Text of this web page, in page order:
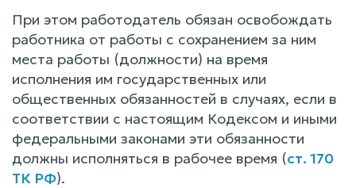
При этом работодатель обязан освобождать
работника от работы с сохранением за ним
места работы (должности) на время
исполнения им государственных или
общественных обязанностей в случаях, если в
соответствии с настоящим Кодексом и иными
федеральными законами эти обязанности
должны исполняться в рабочее время (ст. 170
ТК РФ).